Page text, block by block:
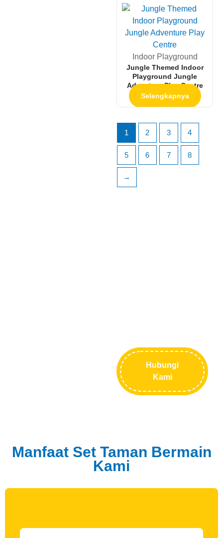
Indoor Playground
Jungle Themed Indoor
Playground Jungle
Adventure Play Centre
Selengkapnya
1 2 3 4
5 6 7 8
→
Hubungi
Kami
Manfaat Set Taman Bermain
Kami